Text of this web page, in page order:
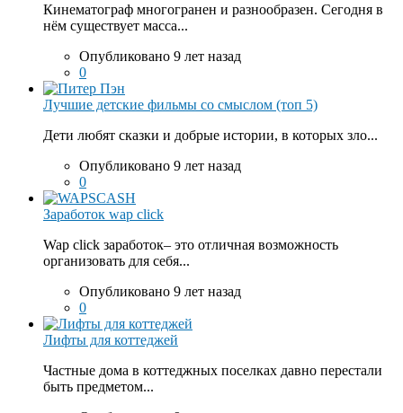
Кинематограф многогранен и разнообразен. Сегодня в
нём существует масса...
Опубликовано 9 лет назад
0
Лучшие детские фильмы со смыслом (топ 5)
Дети любят сказки и добрые истории, в которых зло...
Опубликовано 9 лет назад
0
Заработок wap click
Wap click заработок– это отличная возможность
организовать для себя...
Опубликовано 9 лет назад
0
Лифты для коттеджей
Частные дома в коттеджных поселках давно перестали
быть предметом...